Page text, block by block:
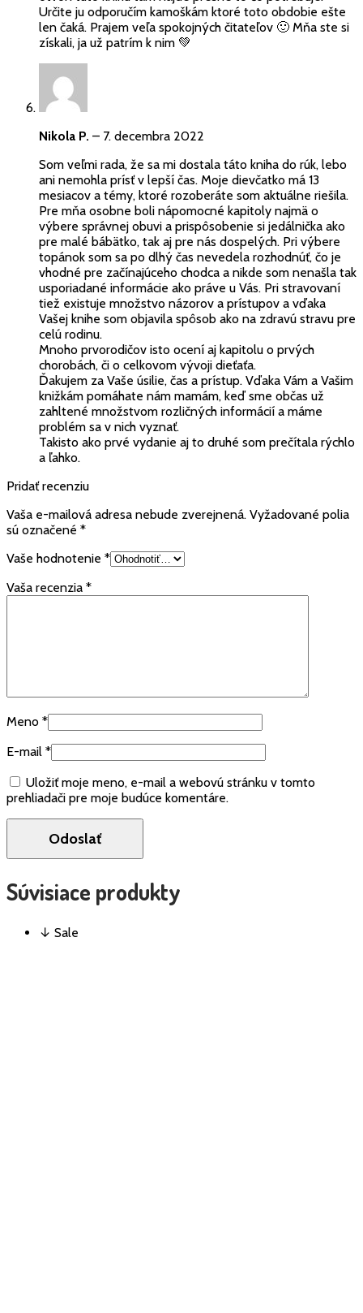
Určite ju odporučím kamoškám ktoré toto obdobie ešte
len čaká. Prajem veľa spokojných čitateľov 🙂 Mňa ste si
získali, ja už patrím k nim 💚
Nikola P. – 7. decembra 2022
Som veľmi rada, že sa mi dostala táto kniha do rúk, lebo
ani nemohla prísť v lepší čas. Moje dievčatko má 13
mesiacov a témy, ktoré rozoberáte som aktuálne riešila.
Pre mňa osobne boli nápomocné kapitoly najmä o
výbere správnej obuvi a prispôsobenie si jedálnička ako
pre malé bábätko, tak aj pre nás dospelých. Pri výbere
topánok som sa po dlhý čas nevedela rozhodnúť, čo je
vhodné pre začínajúceho chodca a nikde som nenašla tak
usporiadané informácie ako práve u Vás. Pri stravovaní
tiež existuje množstvo názorov a prístupov a vďaka
Vašej knihe som objavila spôsob ako na zdravú stravu pre
celú rodinu.
Mnoho prvorodičov isto ocení aj kapitolu o prvých
chorobách, či o celkovom vývoji dieťaťa.
Ďakujem za Vaše úsilie, čas a prístup. Vďaka Vám a Vašim
knižkám pomáhate nám mamám, keď sme občas už
zahltené množstvom rozličných informácií a máme
problém sa v nich vyznať.
Takisto ako prvé vydanie aj to druhé som prečítala rýchlo
a ľahko.
Pridať recenziu
Vaša e-mailová adresa nebude zverejnená. Vyžadované polia
sú označené *
Vaše hodnotenie *
Vaša recenzia *
Meno *
E-mail *
Uložiť moje meno, e-mail a webovú stránku v tomto
prehliadači pre moje budúce komentáre.
Súvisiace produkty
↓ Sale